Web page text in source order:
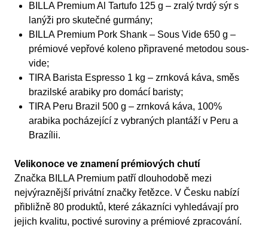
BILLA Premium Al Tartufo 125 g – zralý tvrdý sýr s
lanýži pro skutečné gurmány;
BILLA Premium Pork Shank – Sous Vide 650 g –
prémiové vepřové koleno připravené metodou sous-
vide;
TIRA Barista Espresso 1 kg – zrnková káva, směs
brazilské arabiky pro domácí baristy;
TIRA Peru Brazil 500 g – zrnková káva, 100%
arabika pocházející z vybraných plantáží v Peru a
Brazílii.
Velikonoce ve znamení prémiových chutí
Značka BILLA Premium patří dlouhodobě mezi
nejvýraznější privátní značky řetězce. V Česku nabízí
přibližně 80 produktů, které zákazníci vyhledávají pro
jejich kvalitu, poctivé suroviny a prémiové zpracování.